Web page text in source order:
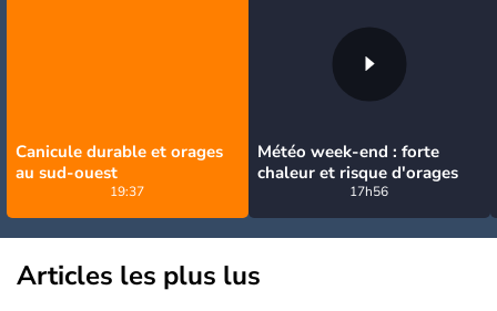
Canicule durable et orages
au sud-ouest
19:37
Météo week-end : forte
chaleur et risque d'orages
17h56
Articles les plus lus